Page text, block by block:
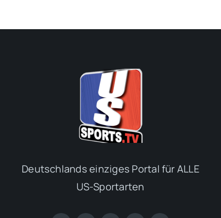
Deutschlands einziges Portal für ALLE
US-Sportarten